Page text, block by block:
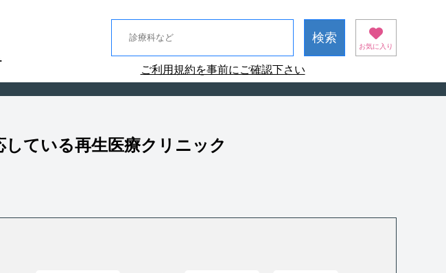
お気に入り
ご利用規約を事前にご確認下さい
している再生医療クリニック